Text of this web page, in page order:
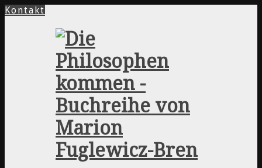
Kontakt